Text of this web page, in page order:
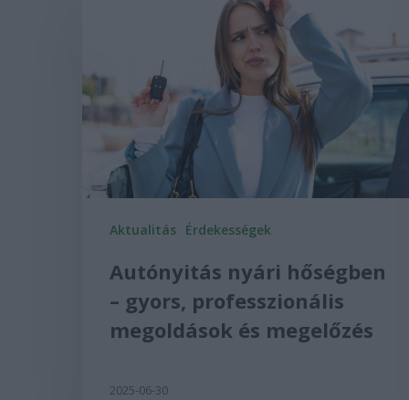
Aktualitás Érdekességek
Autónyitás nyári hőségben
– gyors, professzionális
megoldások és megelőzés
2025-06-30